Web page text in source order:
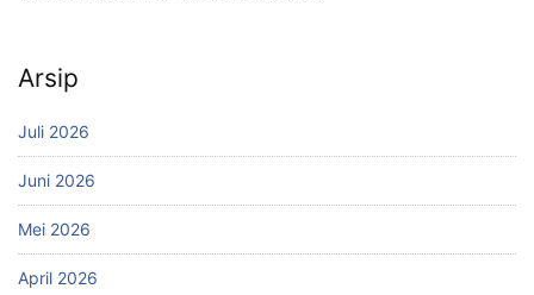
Arsip
Juli 2026
Juni 2026
Mei 2026
April 2026